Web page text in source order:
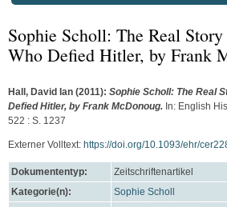
Sophie Scholl: The Real
Who Defied Hitler, by Frank
Hall, David Ian (2011): Sophie Scholl: The Real
Defied Hitler, by Frank McDonoug. In: English
522 : S. 1237
Externer Volltext: https://doi.org/10.1093/ehr/
Dokumententyp:
Zeitschriftenartikel
Kategorie(n):
Sophie Scholl